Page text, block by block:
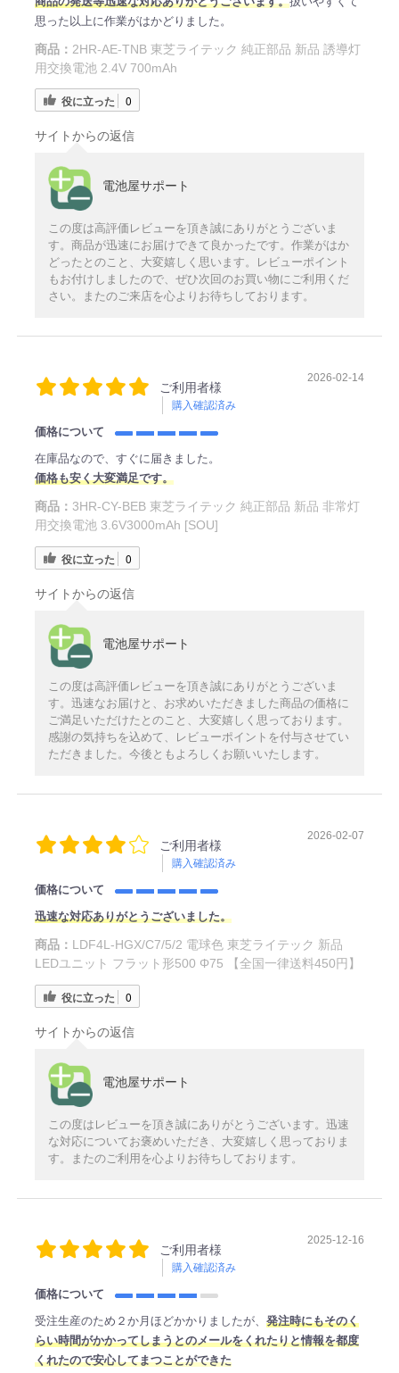
思った以上に作業がはかどりました。
商品： 2HR-AE-TNB 東芝ライテック 純正部品 新品 誘導灯
用交換電池 2.4V 700mAh
役に立った 0
サイトからの返信
電池屋サポート
この度は高評価レビューを頂き誠にありがとうございま
す。商品が迅速にお届けできて良かったです。作業がはか
どったとのこと、大変嬉しく思います。レビューポイント
もお付けしましたので、ぜひ次回のお買い物にご利用くだ
さい。またのご来店を心よりお待ちしております。
ご利用者様
購入確認済み
2026-02-14
価格について
在庫品なので、すぐに届きました。
価格も安く大変満足です。
商品： 3HR-CY-BEB 東芝ライテック 純正部品 新品 非常灯
用交換電池 3.6V3000mAh [SOU]
役に立った 0
サイトからの返信
電池屋サポート
この度は高評価レビューを頂き誠にありがとうございま
す。迅速なお届けと、お求めいただきました商品の価格に
ご満足いただけたとのこと、大変嬉しく思っております。
感謝の気持ちを込めて、レビューポイントを付与させてい
ただきました。今後ともよろしくお願いいたします。
ご利用者様
購入確認済み
2026-02-07
価格について
迅速な対応ありがとうございました。
商品： LDF4L-HGX/C7/5/2 電球色 東芝ライテック 新品
LEDユニット フラット形500 Φ75 【全国一律送料450円】
役に立った 0
サイトからの返信
電池屋サポート
この度はレビューを頂き誠にありがとうございます。迅速
な対応についてお褒めいただき、大変嬉しく思っておりま
す。またのご利用を心よりお待ちしております。
ご利用者様
購入確認済み
2025-12-16
価格について
受注生産のため２か月ほどかかりましたが、 発注時にもそのく
らい時間がかかってしまうとのメールをくれたりと情報を都度
くれたので安心してまつことができた